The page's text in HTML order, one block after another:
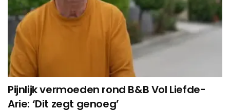
Pijnlijk vermoeden rond B&B Vol Liefde-
Arie: ‘Dit zegt genoeg’